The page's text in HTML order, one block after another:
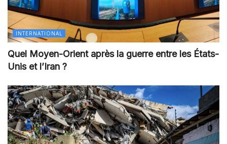
INTERNATIONAL
Quel Moyen-Orient après la guerre entre les États-
Unis et l’Iran ?